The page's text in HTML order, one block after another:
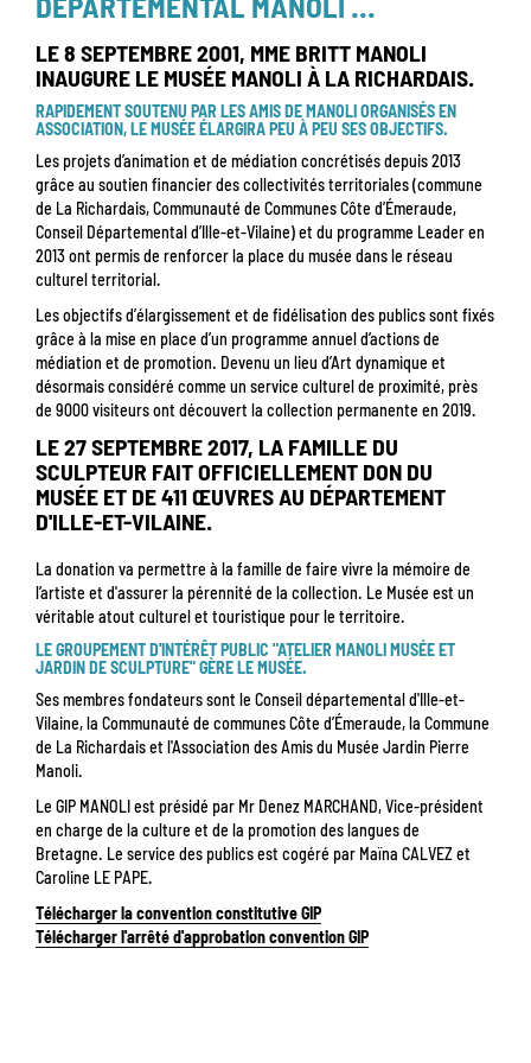
LE 8 SEPTEMBRE 2001, MME BRITT MANOLI
INAUGURE LE MUSÉE MANOLI À LA RICHARDAIS.
RAPIDEMENT SOUTENU PAR LES AMIS DE MANOLI ORGANISÉS EN
ASSOCIATION, LE MUSÉE ÉLARGIRA PEU À PEU SES OBJECTIFS.
Les projets d’animation et de médiation concrétisés depuis 2013
grâce au soutien financier des collectivités territoriales (commune
de La Richardais, Communauté de Communes Côte d’Émeraude,
Conseil Départemental d’Ille-et-Vilaine) et du programme Leader en
2013 ont permis de renforcer la place du musée dans le réseau
culturel territorial.
Les objectifs d’élargissement et de fidélisation des publics sont fixés
grâce à la mise en place d’un programme annuel d’actions de
médiation et de promotion. Devenu un lieu d’Art dynamique et
désormais considéré comme un service culturel de proximité, près
de 9000 visiteurs ont découvert la collection permanente en 2019.
LE 27 SEPTEMBRE 2017, LA FAMILLE DU
SCULPTEUR FAIT OFFICIELLEMENT DON DU
MUSÉE ET DE 411 ŒUVRES AU DÉPARTEMENT
D'ILLE-ET-VILAINE.
La donation va permettre à la famille de faire vivre la mémoire de
l’artiste et d'assurer la pérennité de la collection. Le Musée est un
véritable atout culturel et touristique pour le territoire.
LE GROUPEMENT D'INTÉRÊT PUBLIC "ATELIER MANOLI MUSÉE ET
JARDIN DE SCULPTURE" GÈRE LE MUSÉE.
Ses membres fondateurs sont le Conseil départemental d'Ille-et-
Vilaine, la Communauté de communes Côte d’Émeraude, la Commune
de La Richardais et l'Association des Amis du Musée Jardin Pierre
Manoli.
Le GIP MANOLI est présidé par Mr Denez MARCHAND, Vice-président
en charge de la culture et de la promotion des langues de
Bretagne. Le service des publics est cogéré par Maïna CALVEZ et
Caroline LE PAPE.
Télécharger la convention constitutive GIP
Télécharger l'arrêté d'approbation convention GIP